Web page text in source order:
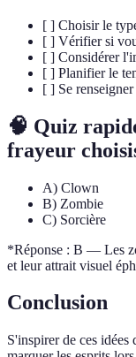
[ ] Choisir le
[ ] Vérifier si
[ ] Considérer
[ ] Planifier le
[ ] Se
🧠 Quiz
frayeur
A) Clown
B) Zombie
C) Sorcière
*Réponse : B — Les
et leur attrait visuel
Conclusion
S'inspirer de ces idées